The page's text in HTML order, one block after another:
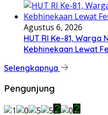
Agustus 6, 2026
HUT RI Ke-81, Warga
Kebhinekaan Lewat
Selengkapnya
Pengunjung